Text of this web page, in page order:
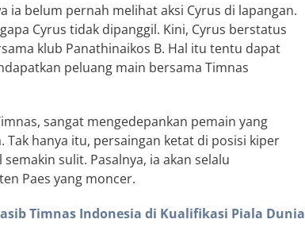
ia belum pernah melihat aksi Cyrus di lapangan.
Cyrus tidak dipanggil. Kini, Cyrus berstatus
klub Panathinaikos B. Hal itu tentu dapat
peluang main bersama Timnas
sangat mengedepankan pemain yang
hanya itu, persaingan ketat di posisi kiper
sulit. Pasalnya, ia akan selalu
Paes yang moncer.
Timnas Indonesia di Kualifikasi Piala Dunia